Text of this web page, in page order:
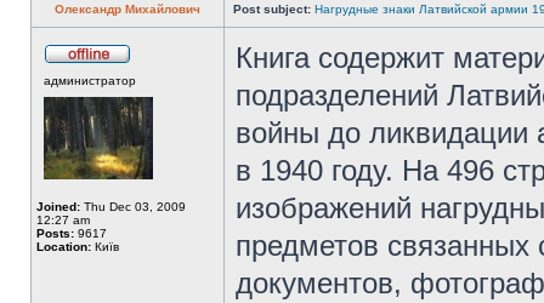
Олександр Михайлович Post subject: Нагрудные знаки Латвийской армии
администратор
Joined: Thu Dec 03, 2009
12:27 am
Posts: 9617
Location: Київ
Книга содержит
подразделений
войны до ликвидации
в 1940 году. На 496
изображений
предметов
документов,